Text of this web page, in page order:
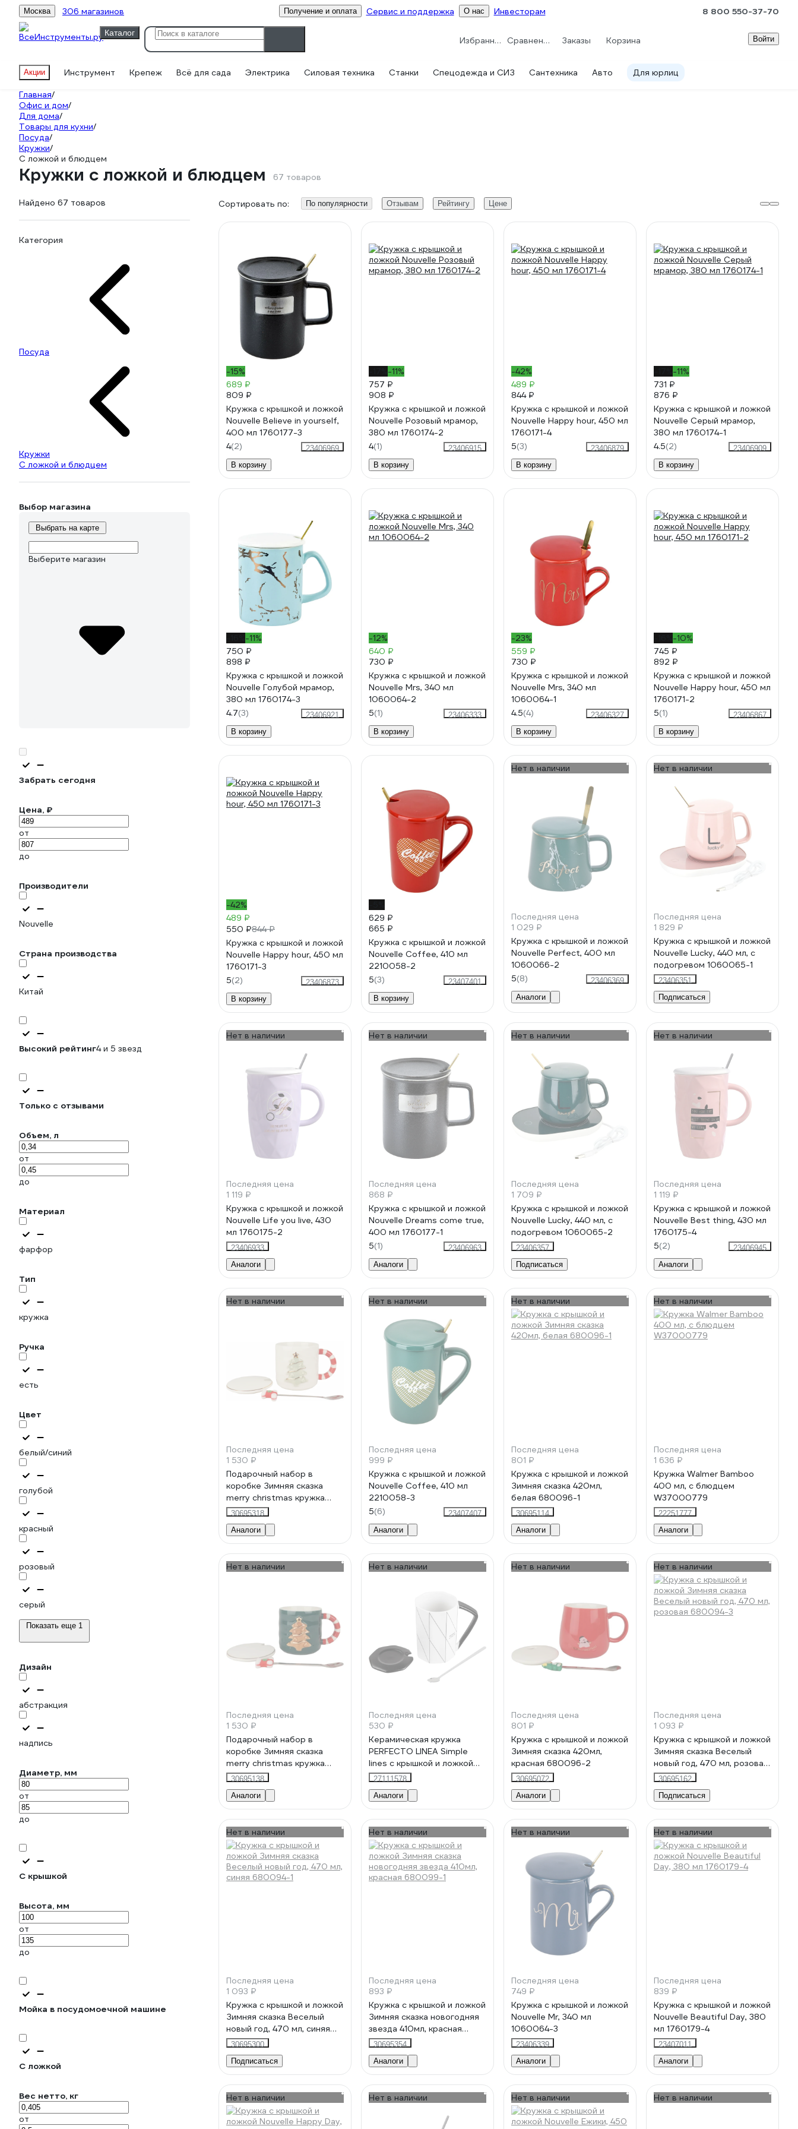
Москва 306 магазинов Получение и оплата Сервис и поддержка О нас Инвесторам 8 800 550-37-70
Каталог
Избранное Сравнение Заказы Корзина Войти
Акции Инструмент Крепеж Всё для сада Электрика Силовая техника Станки Спецодежда и СИЗ Сантехника Авто Для юрлиц
Главная/
Офис и дом/
Для дома/
Товары для кухни/
Посуда/
Кружки/
С ложкой и блюдцем
Кружки с ложкой и блюдцем 67 товаров
Найдено 67 товаров
Категория
Посуда
Кружки
С ложкой и блюдцем
Выбор магазина
Выбрать на карте
Выберите магазин
Забрать сегодня
Цена, ₽
от
до
Производители
Nouvelle
Страна производства
Китай
Высокий рейтинг4 и 5 звезд
Только с отзывами
Объем, л
от
до
Материал
фарфор
Тип
кружка
Ручка
есть
Цвет
белый/синий
голубой
красный
розовый
серый
Показать еще 1
Дизайн
абстракция
надпись
Диаметр, мм
от
до
С крышкой
Высота, мм
от
до
Мойка в посудомоечной машине
С ложкой
Вес нетто, кг
от
Сортировать по: По популярности Отзывам Рейтингу Цене
-15%
689 ₽
809 ₽
Кружка с крышкой и ложкой
Nouvelle Believe in yourself,
400 мл 1760177-3
4(2)
23406969
В корзину
-11%
757 ₽
908 ₽
Кружка с крышкой и ложкой
Nouvelle Розовый мрамор,
380 мл 1760174-2
4(1)
23406915
В корзину
-42%
489 ₽
844 ₽
Кружка с крышкой и ложкой
Nouvelle Happy hour, 450 мл
1760171-4
5(3)
23406879
В корзину
-11%
731 ₽
876 ₽
Кружка с крышкой и ложкой
Nouvelle Серый мрамор,
380 мл 1760174-1
4.5(2)
23406909
В корзину
-11%
750 ₽
898 ₽
Кружка с крышкой и ложкой
Nouvelle Голубой мрамор,
380 мл 1760174-3
4.7(3)
23406921
В корзину
-12%
640 ₽
730 ₽
Кружка с крышкой и ложкой
Nouvelle Mrs, 340 мл
1060064-2
5(1)
23406333
В корзину
-23%
559 ₽
730 ₽
Кружка с крышкой и ложкой
Nouvelle Mrs, 340 мл
1060064-1
4.5(4)
23406327
В корзину
-10%
745 ₽
892 ₽
Кружка с крышкой и ложкой
Nouvelle Happy hour, 450 мл
1760171-2
5(1)
23406867
В корзину
-42%
489 ₽
550 ₽844 ₽
Кружка с крышкой и ложкой
Nouvelle Happy hour, 450 мл
1760171-3
5(2)
23406873
В корзину
629 ₽
665 ₽
Кружка с крышкой и ложкой
Nouvelle Coffee, 410 мл
2210058-2
5(3)
23407401
В корзину
Нет в наличии
Последняя цена
1 029 ₽
Кружка с крышкой и ложкой
Nouvelle Perfect, 400 мл
1060066-2
5(8)
23406369
Аналоги
Нет в наличии
Последняя цена
1 829 ₽
Кружка с крышкой и ложкой
Nouvelle Lucky, 440 мл, с
подогревом 1060065-1
23406351
Подписаться
Нет в наличии
Последняя цена
1 119 ₽
Кружка с крышкой и ложкой
Nouvelle Life you live, 430
мл 1760175-2
23406933
Аналоги
Нет в наличии
Последняя цена
868 ₽
Кружка с крышкой и ложкой
Nouvelle Dreams come true,
400 мл 1760177-1
5(1)
23406963
Аналоги
Нет в наличии
Последняя цена
1 709 ₽
Кружка с крышкой и ложкой
Nouvelle Lucky, 440 мл, с
подогревом 1060065-2
23406357
Подписаться
Нет в наличии
Последняя цена
1 119 ₽
Кружка с крышкой и ложкой
Nouvelle Best thing, 430 мл
1760175-4
5(2)
23406945
Аналоги
Нет в наличии
Последняя цена
1 530 ₽
Подарочный набор в
коробке Зимняя сказка
merry christmas кружка
380мл, крышка, ложка,
белый 68007-3
30695318
Аналоги
Нет в наличии
Последняя цена
999 ₽
Кружка с крышкой и ложкой
Nouvelle Coffee, 410 мл
2210058-3
5(6)
23407407
Аналоги
Нет в наличии
Последняя цена
801 ₽
Кружка с крышкой и ложкой
Зимняя сказка 420мл,
белая 680096-1
30695114
Аналоги
Нет в наличии
Последняя цена
1 636 ₽
Кружка Walmer Bamboo
400 мл, с блюдцем
W37000779
22251777
Аналоги
Нет в наличии
Последняя цена
1 530 ₽
Подарочный набор в
коробке Зимняя сказка
merry christmas кружка
380мл, крышка, ложка,
зеленый 68007-2
30695138
Аналоги
Нет в наличии
Последняя цена
530 ₽
Керамическая кружка
PERFECTO LINEA Simple
lines с крышкой и ложкой
380 мл 30-781150
27111578
Аналоги
Нет в наличии
Последняя цена
801 ₽
Кружка с крышкой и ложкой
Зимняя сказка 420мл,
красная 680096-2
30695072
Аналоги
Нет в наличии
Последняя цена
1 093 ₽
Кружка с крышкой и ложкой
Зимняя сказка Веселый
новый год, 470 мл, розовая
680094-3
30695162
Подписаться
Нет в наличии
Последняя цена
1 093 ₽
Кружка с крышкой и ложкой
Зимняя сказка Веселый
новый год, 470 мл, синяя
680094-1
30695300
Подписаться
Нет в наличии
Последняя цена
893 ₽
Кружка с крышкой и ложкой
Зимняя сказка новогодняя
звезда 410мл, красная
680099-1
30695354
Аналоги
Нет в наличии
Последняя цена
749 ₽
Кружка с крышкой и ложкой
Nouvelle Mr, 340 мл
1060064-3
23406339
Аналоги
Нет в наличии
Последняя цена
839 ₽
Кружка с крышкой и ложкой
Nouvelle Beautiful Day, 380
мл 1760179-4
23407011
Аналоги
Нет в наличии Нет в наличии Нет в наличии Нет в наличии